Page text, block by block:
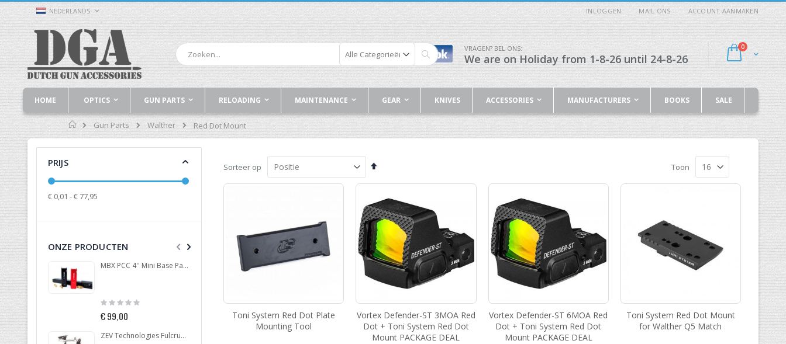
Ga
naar
de
inhoud
TAALNEDERLANDS INLOGGEN MAIL ONS ACCOUNT AANMAKEN
Cart
0producten
Zoek
Zoek
VRAGEN? BEL ONS:
We are on Holiday from 1-8-26 until 24-8-26
HOME OPTICS GUN PARTS RELOADING MAINTENANCE GEAR KNIVES ACCESSORIES MANUFACTURERS BOOKS SALE
Home
Gun Parts Walther Red Dot Mount
Sorteer op
Van
naar
laag
sorteren
Toon
Toni System Red Dot Plate
Mounting Tool
Vortex Defender-ST 3MOA Red
Dot + Toni System Red Dot
Mount PACKAGE DEAL
Vortex Defender-ST 6MOA Red
Dot + Toni System Red Dot
Mount PACKAGE DEAL
Toni System Red Dot Mount
for Walther Q5 Match
PRIJS
€ 0,01 - € 77,95
ONZE PRODUCTEN
MBX PCC 4'' Mini Base Pad With Spring
Rating:
0%
€ 99,00
ZEV Technologies Fulcrum Drop In Trigger Kit Glock .40 GEN 4
Rating:
€ 77,95